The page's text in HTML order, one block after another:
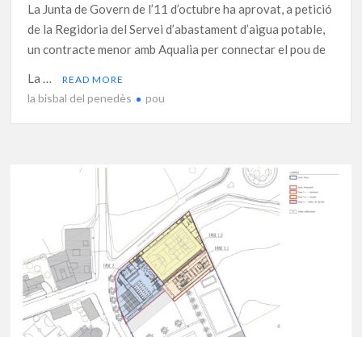
La Junta de Govern de l’11 d’octubre ha aprovat, a petició
de la Regidoria del Servei d’abastament d’aigua potable,
un contracte menor amb Aqualia per connectar el pou de
La …
READ MORE
la bisbal del penedès pou